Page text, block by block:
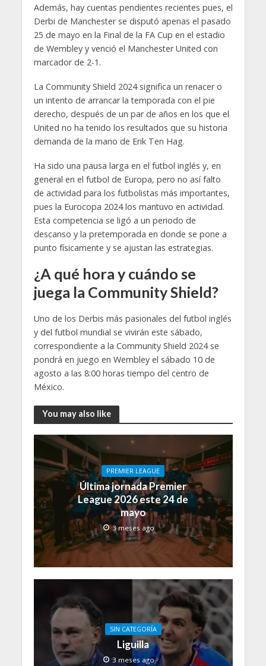
Además, hay cuentas pendientes recientes pues, el
Derbi de Manchester se disputó apenas el pasado
25 de mayo en la Final de la FA Cup en el estadio
de Wembley y venció el Manchester United con
marcador de 2-1.
La Community Shield 2024 significa un renacer o
un intento de arrancar la temporada con el pie
derecho, después de un par de años en los que el
United no ha tenido los resultados que su historia
demanda de la mano de Erik Ten Hag.
Ha sido una pausa larga en el futbol inglés y, en
general en el futbol de Europa, pero no así falto
de actividad para los futbolistas más importantes,
pues la Eurocopa 2024 los mantuvo en actividad.
Esta competencia se ligó a un periodo de
descanso y la pretemporada en donde se pone a
punto físicamente y se ajustan las estrategias.
¿A qué hora y cuándo se
juega la Community Shield?
Uno de los Derbis más pasionales del futbol inglés
y del futbol mundial se vivirán este sábado,
correspondiente a la Community Shield 2024 se
pondrá en juego en Wembley el sábado 10 de
agosto a las 8:00 horas tiempo del centro de
México.
You may also like
PREMIER LEAGUE
Última jornada Premier
League 2026 este 24 de
mayo
3 meses ago
SIN CATEGORÍA
Liguilla
3 meses ago